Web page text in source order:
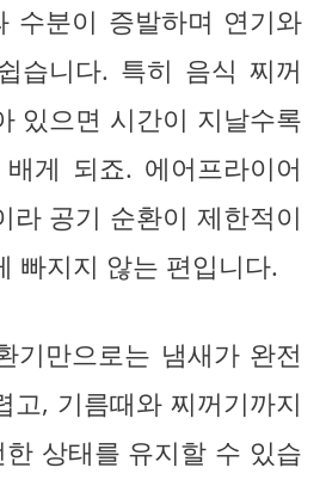
수분이 증발하며 연기와
습니다. 특히 음식 찌꺼
있으면 시간이 지날수록
게 되죠. 에어프라이어
라 공기 순환이 제한적이
빠지지 않는 편입니다.
기만으로는 냄새가 완전
고, 기름때와 찌꺼기까지
상태를 유지할 수 있습